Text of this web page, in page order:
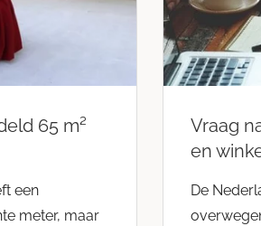
65 m²
een
meter, maar
Vraag
en
De